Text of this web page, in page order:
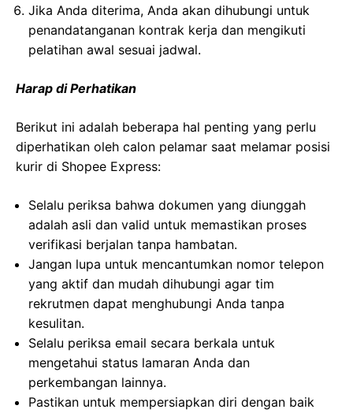
Jika Anda diterima, Anda akan dihubungi untuk
penandatanganan kontrak kerja dan mengikuti
pelatihan awal sesuai jadwal.
Harap di Perhatikan
Berikut ini adalah beberapa hal penting yang perlu
diperhatikan oleh calon pelamar saat melamar posisi
kurir di Shopee Express:
Selalu periksa bahwa dokumen yang diunggah
adalah asli dan valid untuk memastikan proses
verifikasi berjalan tanpa hambatan.
Jangan lupa untuk mencantumkan nomor telepon
yang aktif dan mudah dihubungi agar tim
rekrutmen dapat menghubungi Anda tanpa
kesulitan.
Selalu periksa email secara berkala untuk
mengetahui status lamaran Anda dan
perkembangan lainnya.
Pastikan untuk mempersiapkan diri dengan baik